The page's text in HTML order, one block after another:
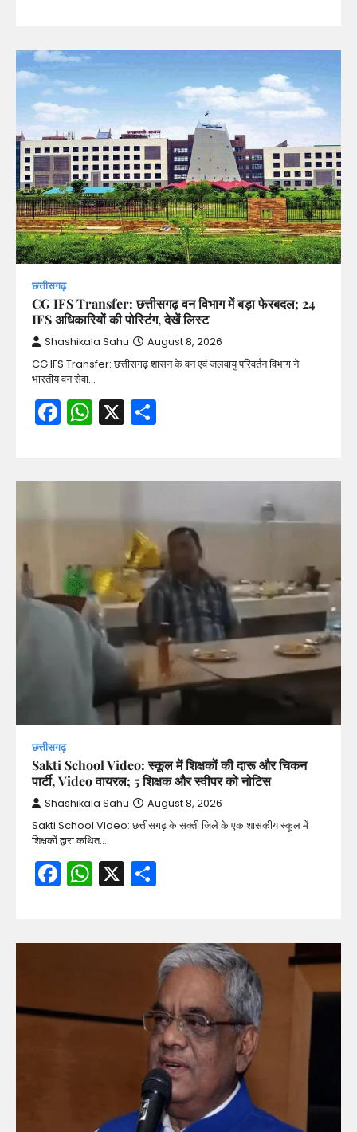
छत्तीसगढ़
CG IFS Transfer: छत्तीसगढ़ वन विभाग में बड़ा फेरबदल; 24
IFS अधिकारियों की पोस्टिंग, देखें लिस्ट
Shashikala Sahu August 8, 2026
CG IFS Transfer: छत्तीसगढ़ शासन के वन एवं जलवायु परिवर्तन विभाग ने
भारतीय वन सेवा…
Facebook
WhatsApp
X
छत्तीसगढ़
Sakti School Video: स्कूल में शिक्षकों की दारू और चिकन
पार्टी, Video वायरल; 5 शिक्षक और स्वीपर को नोटिस
Shashikala Sahu August 8, 2026
Sakti School Video: छत्तीसगढ़ के सक्ती जिले के एक शासकीय स्कूल में
शिक्षकों द्वारा कथित…
Facebook
WhatsApp
X